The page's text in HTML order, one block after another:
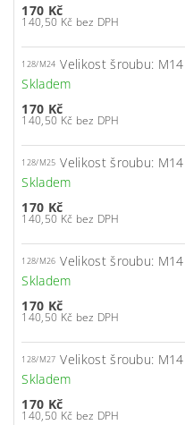
170 Kč
140,50 Kč bez DPH
128/M24 Velikost šroubu:
Skladem
170 Kč
140,50 Kč bez DPH
128/M25 Velikost šroubu:
Skladem
170 Kč
140,50 Kč bez DPH
128/M26 Velikost šroubu:
Skladem
170 Kč
140,50 Kč bez DPH
128/M27 Velikost šroubu:
Skladem
170 Kč
140,50 Kč bez DPH